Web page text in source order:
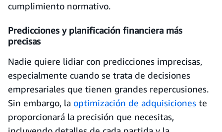
cumplimiento normativo.
Predicciones y planificación financiera más
precisas
Nadie quiere lidiar con predicciones imprecisas,
especialmente cuando se trata de decisiones
empresariales que tienen grandes repercusiones.
Sin embargo, la optimización de adquisiciones te
proporcionará la precisión que necesitas,